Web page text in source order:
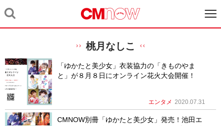
桃月なしこ
「ゆかたと美少女」衣装協力の「きものやま
と」が８月８日にオンライン花火大会開催！
エンタメ 2020.07.31
CMNOW別冊「ゆかたと美少女」発売！池田エ